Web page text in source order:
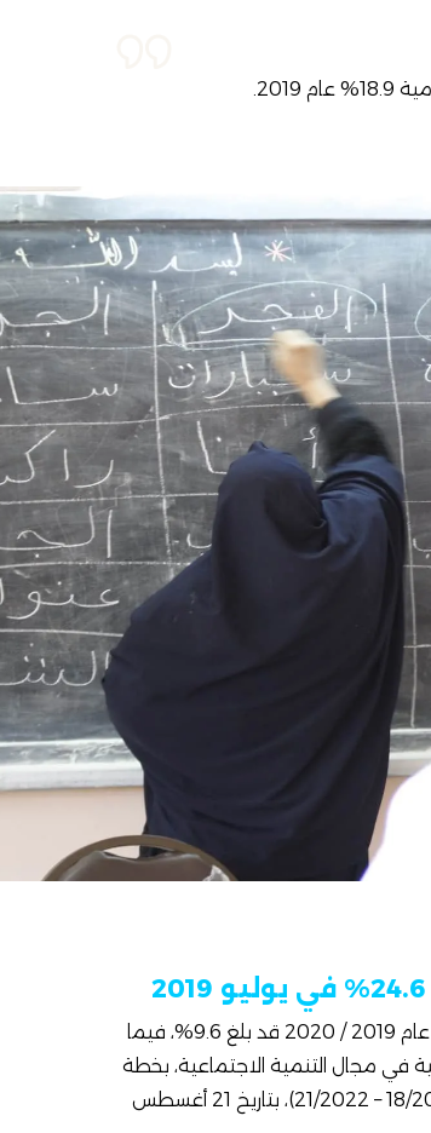
، وزيرة التخطيط والتنمية الاقتصادية، إن معدل البطالة عام 2019 / 2020 قد بلغ 9.6%، فيما
الرئيسية في مجال التنمية الاجتماعية، بخطة
العام الرابع والأخير (21/2022) من الخطة متوسطة المدى للتنمية المستدامة (18/2019 – 21/2022)، بتاريخ 21 أغسطس